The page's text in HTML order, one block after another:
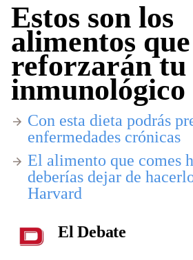
Estos son los
alimentos que
reforzarán tu
inmunológico
Con esta dieta podrás
enfermedades crónicas
El alimento que comes
deberías dejar de
Harvard
El Debate